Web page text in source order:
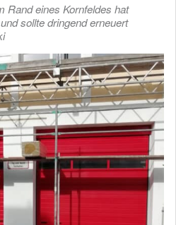
Rand eines Kornfeldes hat
sollte dringend erneuert